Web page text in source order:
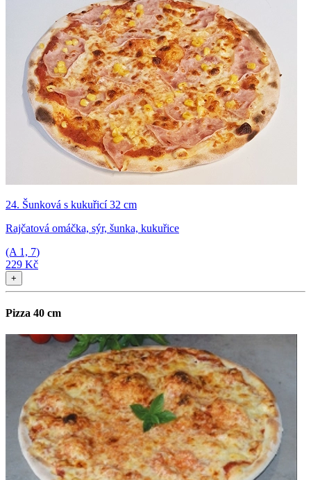
24. Šunková s kukuřicí 32 cm
Rajčatová omáčka, sýr, šunka, kukuřice
(A 1, 7)
229 Kč
+
Pizza 40 cm